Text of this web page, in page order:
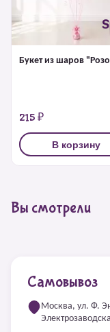
Букет из шаров
215 ₽
В корзину
Вы смотрели
Самовывоз
Москва, ул. Ф.